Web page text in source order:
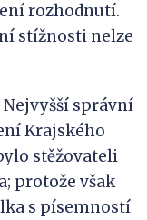
rozhodnutí.
stížnosti nelze
správní
Krajského
stěžovateli
protože však
s písemností